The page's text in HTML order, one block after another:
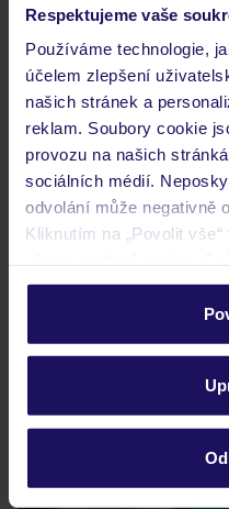
Respektujeme vaše
Používáme technologie,
účelem zlepšení
našich stránek a
reklam. Soubory cookie
provozu na našich
sociálních médií.
odvolání může negativně
Kliknutím na „Povolit
personalizovat v sekci
Podrobné informace o
ochrany osobních údajů.
Grande Baia
ITÁLIE SARDINIE MONTE
20 262 KČ
07.10.2026 - 14.10.2026
Praha (12:30)
vybavení a atrakce pro děti